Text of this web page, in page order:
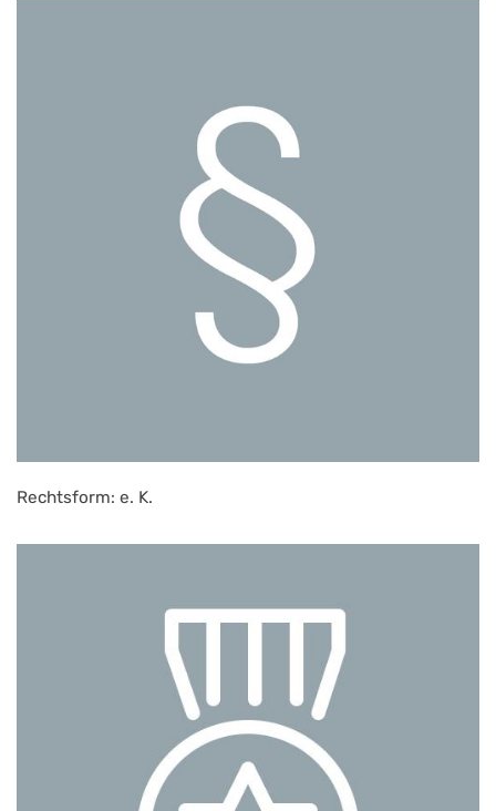
Rechtsform: e. K.